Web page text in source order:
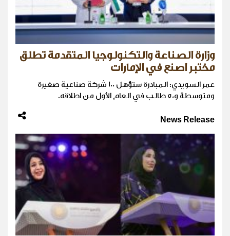
وزارة الصناعة والتكنولوجيا المتقدمة تطلق
مختبر اصنع في الإمارات
عمر السويدي: المبادرة ستؤهل 100 شركة صناعية صغيرة
ومتوسطة و50 طالب في العام الأول من اطلاقه.
News Release